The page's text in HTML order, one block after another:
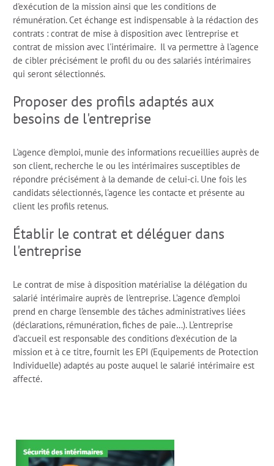
d'exécution de la mission ainsi que les conditions de
rémunération. Cet échange est indispensable à la rédaction des
contrats : contrat de mise à disposition avec l'entreprise et
contrat de mission avec l'intérimaire. Il va permettre à l'agence
de cibler précisément le profil du ou des salariés intérimaires
qui seront sélectionnés.
Proposer des profils adaptés aux
besoins de l'entreprise
L'agence d'emploi, munie des informations recueillies auprès de
son client, recherche le ou les intérimaires susceptibles de
répondre précisément à la demande de celui-ci. Une fois les
candidats sélectionnés, l'agence les contacte et présente au
client les profils retenus.
Établir le contrat et déléguer dans
l'entreprise
Le contrat de mise à disposition matérialise la délégation du
salarié intérimaire auprès de l'entreprise. L’agence d’emploi
prend en charge l’ensemble des tâches administratives liées
(déclarations, rémunération, fiches de paie…). L’entreprise
d’accueil est responsable des conditions d’exécution de la
mission et à ce titre, fournit les EPI (Equipements de Protection
Individuelle) adaptés au poste auquel le salarié intérimaire est
affecté.